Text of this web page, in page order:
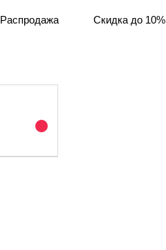
Распродажа Скидка до 10%